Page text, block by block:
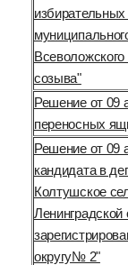
Всеволожского
созыва"
Решение от 09
переносных
Решение от 09
кандидата в
Колтушское
Ленинградской
округу№ 2"